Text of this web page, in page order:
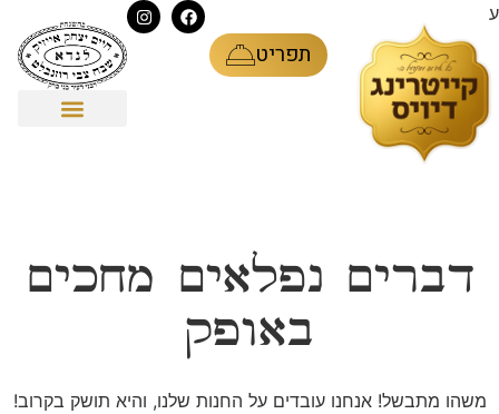
ע
תפריט
דברים נפלאים מחכים
באופק
משהו מתבשל! אנחנו עובדים על החנות שלנו, והיא תושק בקרוב!